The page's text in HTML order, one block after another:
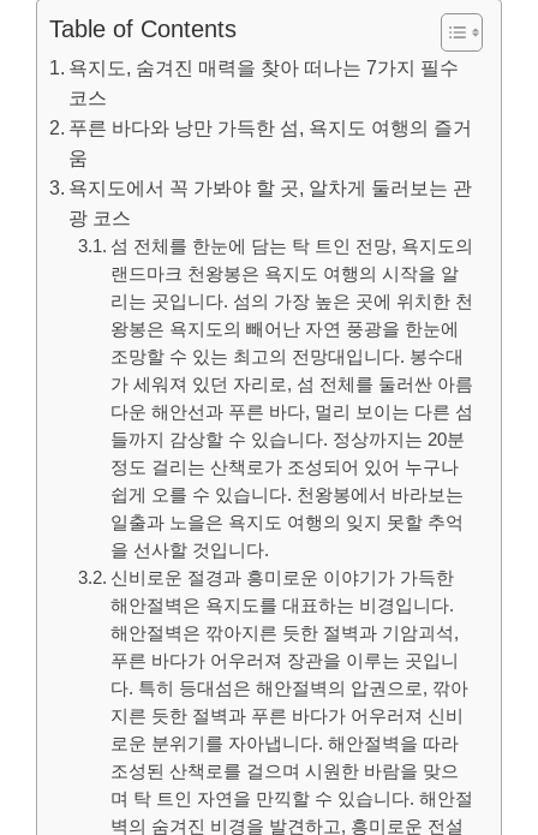
Table of Contents
욕지도, 숨겨진 매력을 찾아 떠나는 7가지 필수
코스
푸른 바다와 낭만 가득한 섬, 욕지도 여행의 즐거
움
욕지도에서 꼭 가봐야 할 곳, 알차게 둘러보는 관
광 코스
섬 전체를 한눈에 담는 탁 트인 전망, 욕지도의
랜드마크 천왕봉은 욕지도 여행의 시작을 알
리는 곳입니다. 섬의 가장 높은 곳에 위치한 천
왕봉은 욕지도의 빼어난 자연 풍광을 한눈에
조망할 수 있는 최고의 전망대입니다. 봉수대
가 세워져 있던 자리로, 섬 전체를 둘러싼 아름
다운 해안선과 푸른 바다, 멀리 보이는 다른 섬
들까지 감상할 수 있습니다. 정상까지는 20분
정도 걸리는 산책로가 조성되어 있어 누구나
쉽게 오를 수 있습니다. 천왕봉에서 바라보는
일출과 노을은 욕지도 여행의 잊지 못할 추억
을 선사할 것입니다.
신비로운 절경과 흥미로운 이야기가 가득한
해안절벽은 욕지도를 대표하는 비경입니다.
해안절벽은 깎아지른 듯한 절벽과 기암괴석,
푸른 바다가 어우러져 장관을 이루는 곳입니
다. 특히 등대섬은 해안절벽의 압권으로, 깎아
지른 듯한 절벽과 푸른 바다가 어우러져 신비
로운 분위기를 자아냅니다. 해안절벽을 따라
조성된 산책로를 걸으며 시원한 바람을 맞으
며 탁 트인 자연을 만끽할 수 있습니다. 해안절
벽의 숨겨진 비경을 발견하고, 흥미로운 전설